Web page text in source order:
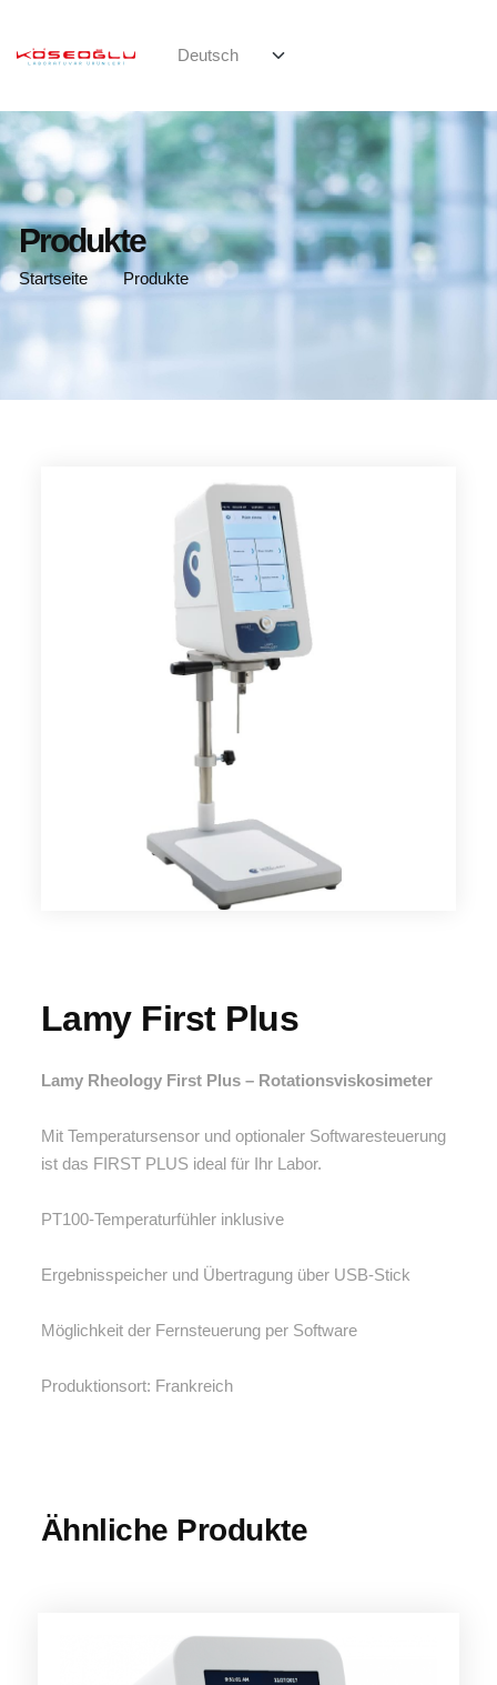
Produkte
Startseite Produkte
Lamy First Plus
Lamy Rheology First Plus – Rotationsviskosimeter
Mit Temperatursensor und optionaler Softwaresteuerung
ist das FIRST PLUS ideal für Ihr Labor.
PT100-Temperaturfühler inklusive
Ergebnisspeicher und Übertragung über USB-Stick
Möglichkeit der Fernsteuerung per Software
Produktionsort: Frankreich
Ähnliche Produkte